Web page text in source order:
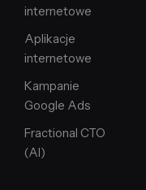
internetowe
Aplikacje
internetowe
Kampanie
Google Ads
Fractional CTO
(AI)